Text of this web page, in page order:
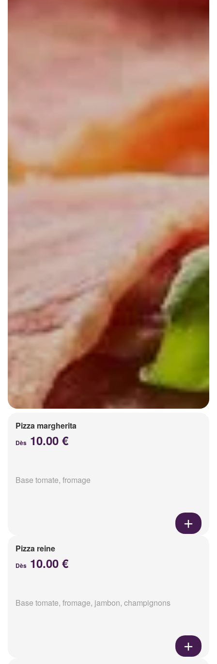
Pizza margherita
Dès 10.00 €
Base tomate, fromage
Pizza reine
Dès 10.00 €
Base tomate, fromage, jambon, champignons